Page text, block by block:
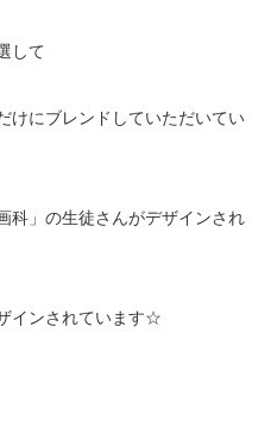
して
けにブレンドしていただいてい
科」の生徒さんがデザインされ
インされています☆